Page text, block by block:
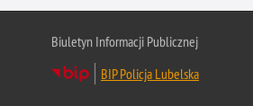
Biuletyn Informacji Publicznej
BIP Policja Lubelska